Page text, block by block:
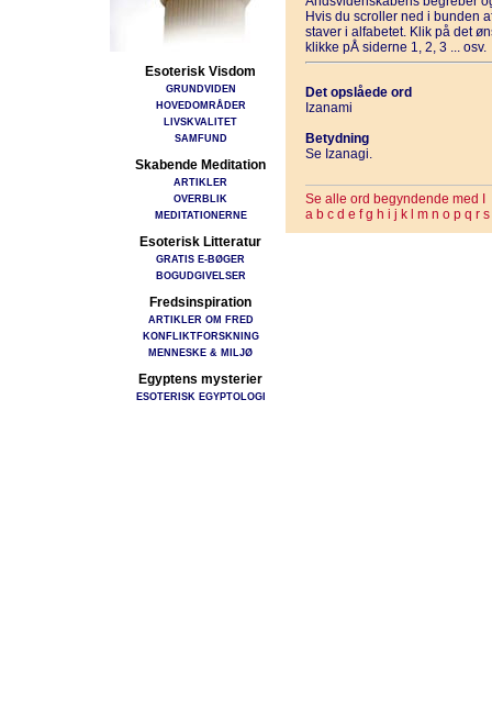
Esoterisk Visdom
GRUNDVIDEN
HOVEDOMRÅDER
LIVSKVALITET
SAMFUND
Skabende Meditation
ARTIKLER
OVERBLIK
MEDITATIONERNE
Esoterisk Litteratur
GRATIS E-BØGER
BOGUDGIVELSER
Fredsinspiration
ARTIKLER OM FRED
KONFLIKTFORSKNING
MENNESKE & MILJØ
Egyptens mysterier
ESOTERISK EGYPTOLOGI
Hvis du scroller ned i bunden
staver i alfabetet. Klik på det
klikke pÅ siderne 1, 2, 3 ... osv.
Det opslåede ord
Izanami
Betydning
Se Izanagi.
Se alle ord begyndende med I
a b c d e f g h i j k m n o p q r s